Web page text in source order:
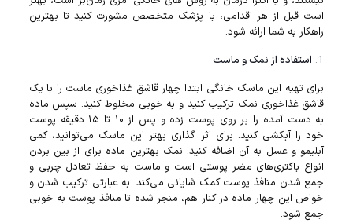
است قبل از هر اقدامی، با پزشک متخصص مشورت کنید تا بهترین
راهکار به شما ارائه شود.
استفاده از نمک و ماست
برای تهیه این ماسک خانگی ابتدا چهار قاشق غذاخوری ماست را با یک
قاشق غذاخوری نمک ترکیب کنید و به خوبی مخلوط کنید. سپس ماده
به دست آمده را بر روی پوست زده و پس از ۱۰ تا ۱۵ دقیقه پوست
خود را آبکشی کنید. برای اثر گذاری بهتر این ماسک می‌توانید، کمی
آبلیمو و عسل به آن اضافه کنید. نمک بهترین ماده برای از بین بردن
انواع باکتری‌های مضر پوستی است و ماست به حفظ تعادل چربی و
جمع شدن منافذ پوست کمک شایانی می‌کند. به عبارتی ترکیب شدن و
خواص این چهار ماده در کنار هم، منجر شده تا منافذ پوست به خوبی
جمع شود.